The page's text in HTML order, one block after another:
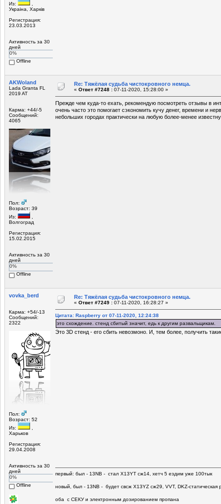
Из:
Украiна, Харкiв
Регистрация:
23.03.2013
Активность за 30
дней
0%
Offline
AKWoland
Lada Granta FL
2019 AT
Карма: +44/-5
Сообщений:
4065
Пол:
Возраст: 39
Из:
Волгоград
Регистрация:
15.02.2015
Активность за 30
дней
0%
Offline
Re: Тяжёлая судьба чистокровного немца.
« Ответ #7248 : 07-11-2020, 15:28:00 »
Прежде чем куда-то ехать, рекомендую посмотреть отзывы в
очень часто это помогает сэкономить кучу денег, времени и
небольших городах практически на любую более-менее
vovka_berd
Карма: +54/-13
Сообщений:
2322
Пол:
Возраст: 52
Из:
Харьков
Регистрация:
29.04.2008
Активность за 30
дней
0%
Offline
Re: Тяжёлая судьба чистокровного немца.
« Ответ #7249 : 07-11-2020, 16:28:27 »
Цитата: Raspberry от 07-11-2020, 12:24:38
это схождение. стенд сбитый значит, едь к другим развальщикам.
Это 3D стенд - его сбить невозмоно. И, тем более, получить
первый: был - 13NB - стал Х13YT сж14, хетч 5 ездим уже 100тык
новый, был - 13NB - будет свсж Х13YZ сж29, VVT, DKZ-статическая
оба с СЕКУ и электронным дозированием пропана